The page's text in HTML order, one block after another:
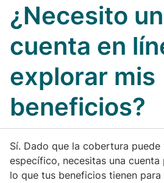
¿Necesito
cuenta en
explorar mis
beneficios?
Sí. Dado que la cobertura
específico, necesitas una
lo que tus beneficios tienen para